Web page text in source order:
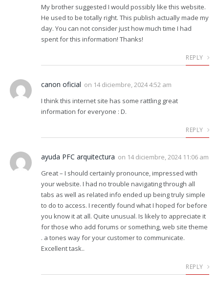
My brother suggested I would possibly like this website.
He used to be totally right. This publish actually made my
day. You can not consider just how much time I had
spent for this information! Thanks!
REPLY
canon oficial on 14 diciembre, 2024 4:52 am
I think this internet site has some rattling great
information for everyone : D.
REPLY
ayuda PFC arquitectura on 14 diciembre, 2024 11:06 am
Great – I should certainly pronounce, impressed with
your website. I had no trouble navigating through all
tabs as well as related info ended up being truly simple
to do to access. I recently found what I hoped for before
you know it at all. Quite unusual. Is likely to appreciate it
for those who add forums or something, web site theme
. a tones way for your customer to communicate.
Excellent task..
REPLY